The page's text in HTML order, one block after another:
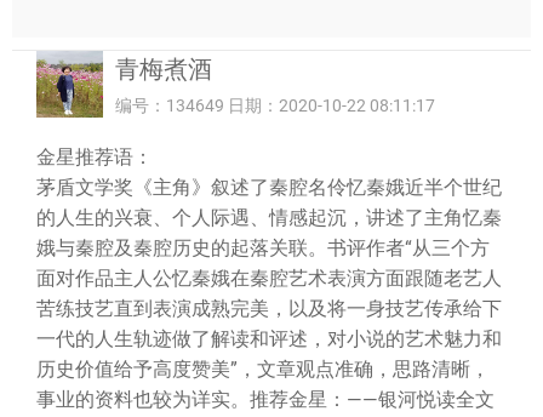
青梅煮酒
编号：134649 日期：2020-10-22 08:11:17
金星推荐语：
茅盾文学奖《主角》叙述了秦腔名伶忆秦娥近半个世纪
的人生的兴衰、个人际遇、情感起沉，讲述了主角忆秦
娥与秦腔及秦腔历史的起落关联。书评作者“从三个方
面对作品主人公忆秦娥在秦腔艺术表演方面跟随老艺人
苦练技艺直到表演成熟完美，以及将一身技艺传承给下
一代的人生轨迹做了解读和评述，对小说的艺术魅力和
历史价值给予高度赞美”，文章观点准确，思路清晰，
事业的资料也较为详实。推荐金星：——银河悦读全文